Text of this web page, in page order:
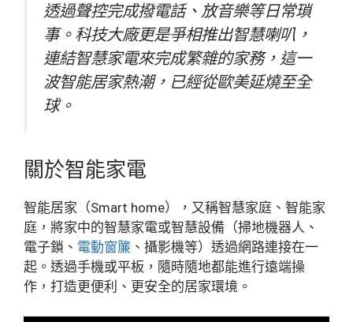
透過聲控完成撥電話、放音樂等日常瑣
事。科技大廠更是爭相推出智慧喇叭，
連結智慧家電來完成繁雜的家務，這一
波智能居家熱潮，已經從歐美延燒至全
球。
關於智能家電
智能居家（Smart home），又稱智慧家庭、智能家
庭，將家中的智慧家電或智慧設備（掃地機器人、
電子鎖、 電動窗簾 、攝影機等）透過網路連接在一
起。透過手機或平板，隨時隨地都能進行遠端操
作，打造更便利、更安全的居家環境。